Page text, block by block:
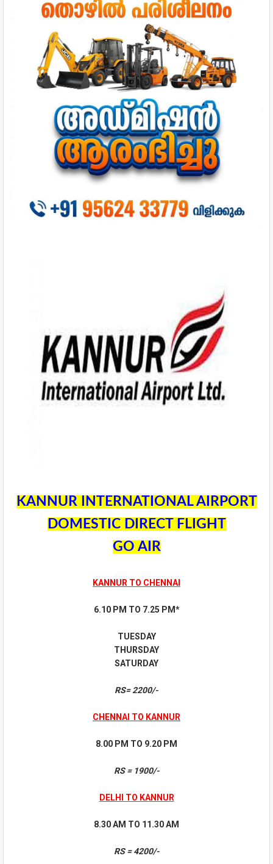
KANNUR INTERNATIONAL AIRPORT
DOMESTIC DIRECT FLIGHT
GO AIR
KANNUR TO CHENNAI
6.10 PM TO 7.25 PM*
TUESDAY
THURSDAY
SATURDAY
RS= 2200/-
CHENNAI TO KANNUR
8.00 PM TO 9.20 PM
RS = 1900/-
DELHI TO KANNUR
8.30 AM TO 11.30 AM
RS = 4200/-